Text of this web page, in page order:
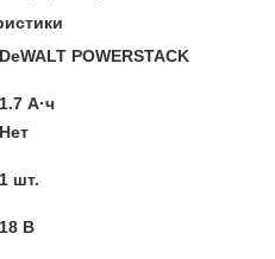
DeWALT POWERSTACK
1.7 А·ч
Нет
1 шт.
18 В